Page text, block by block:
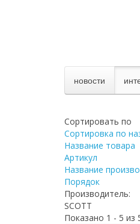
новости
Сортировать по
Сортировка по
Название товара
Артикул
Название
Порядок
Производитель:
SCOTT
Показано 1 - 5 из